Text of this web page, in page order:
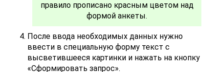
правило прописано красным цветом над
формой анкеты.
После ввода необходимых данных нужно
ввести в специальную форму текст с
высветившееся картинки и нажать на кнопку
«Сформировать запрос».